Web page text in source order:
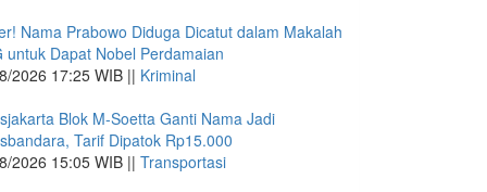
Nama Prabowo Diduga Dicatut dalam Makalah
untuk Dapat Nobel Perdamaian
2026 17:25 WIB || Kriminal
Blok M-Soetta Ganti Nama Jadi
Tarif Dipatok Rp15.000
2026 15:05 WIB || Transportasi